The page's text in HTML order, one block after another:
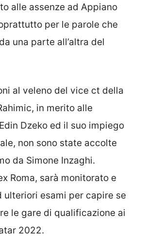
alle assenze ad Appiano
per le parole che
una parte all’altra del
al veleno del vice ct della
in merito alle
Dzeko ed il suo impiego
non sono state accolte
da Simone Inzaghi.
Roma, sarà monitorato e
ulteriori esami per capire se
le gare di qualificazione ai
2022.